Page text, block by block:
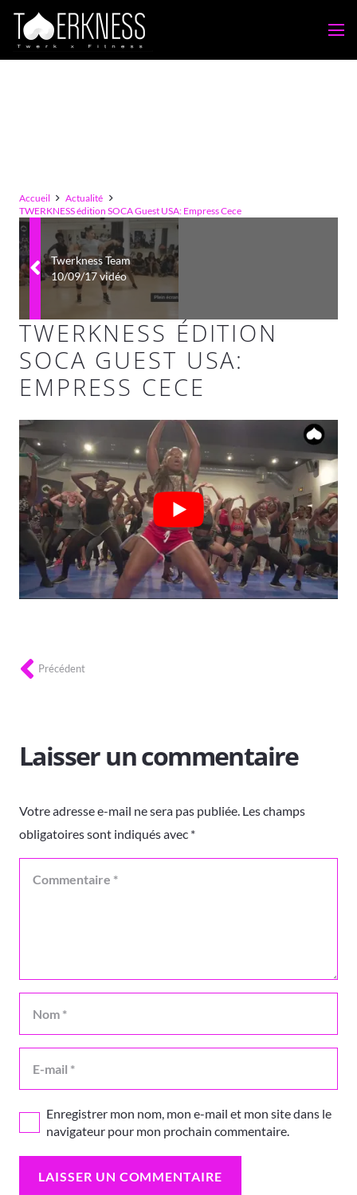
Accueil
Actualité
TWERKNESS édition SOCA Guest USA: Empress Cece
Twerkness Team
10/09/17 vidéo
TWERKNESS ÉDITION
SOCA GUEST USA:
EMPRESS CECE
Précédent
Laisser un commentaire
Votre adresse e-mail ne sera pas publiée. Les champs
obligatoires sont indiqués avec *
Enregistrer mon nom, mon e-mail et mon site dans le
navigateur pour mon prochain commentaire.
LAISSER UN COMMENTAIRE